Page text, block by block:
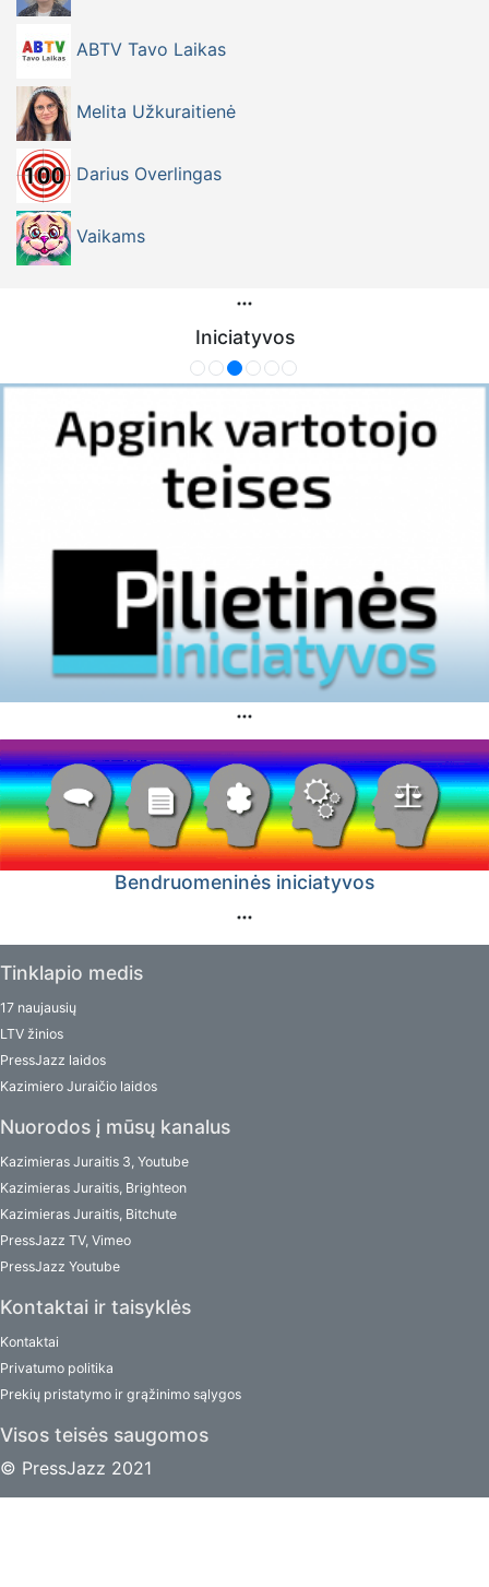
ABTV Tavo Laikas
Melita Užkuraitienė
Darius Overlingas
Vaikams
Iniciatyvos
Bendruomeninės iniciatyvos
Tinklapio medis
17 naujausių
LTV žinios
PressJazz laidos
Kazimiero Juraičio laidos
Nuorodos į mūsų kanalus
Kazimieras Juraitis 3, Youtube
Kazimieras Juraitis, Brighteon
Kazimieras Juraitis, Bitchute
PressJazz TV, Vimeo
PressJazz Youtube
Kontaktai ir taisyklės
Kontaktai
Privatumo politika
Prekių pristatymo ir grąžinimo sąlygos
Visos teisės saugomos
© PressJazz 2021